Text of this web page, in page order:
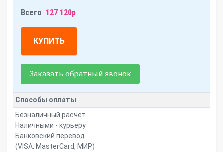
Всего 127 120р
КУПИТЬ
Заказать обратный звонок
Способы оплаты
Безналичный расчет
Наличными - курьеру
Банковский перевод
(VISA, MasterCard, МИР)